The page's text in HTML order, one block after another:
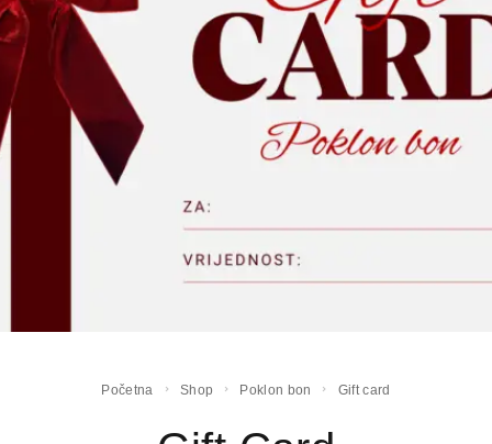
Početna Shop Poklon bon Gift card